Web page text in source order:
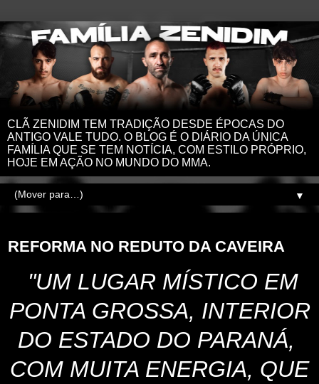
CLÃ ZENIDIM TEM TRADIÇÃO DESDE ÉPOCAS DO
ANTIGO VALE TUDO. O BLOG É O DIÁRIO DA ÚNICA
FAMÍLIA QUE SE TEM NOTÍCIA, COM ESTILO PRÓPRIO,
HOJE EM AÇÃO NO MUNDO DO MMA.
▼
REFORMA NO REDUTO DA CAVEIRA
"UM LUGAR MÍSTICO EM
PONTA GROSSA, INTERIOR
DO ESTADO DO PARANÁ,
COM MUITA ENERGIA, QUE